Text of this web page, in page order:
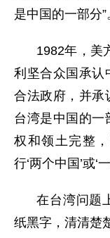
是中国的一部分”
1982年，美
利坚合众国承认
合法政府，并承
台湾是中国的一
权和领土完整
行‘两个中国’或‘
在台湾问题
纸黑字，清清楚